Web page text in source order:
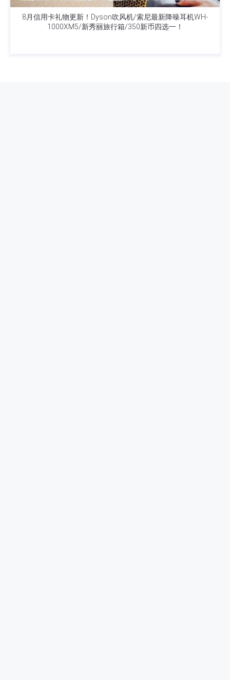
8月信用卡礼物更新！Dyson吹风机/索尼最新降噪耳机WH-
1000XM5/新秀丽旅行箱/350新币四选一！